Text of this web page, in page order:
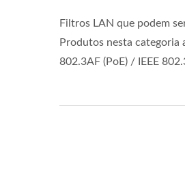
Filtros LAN que podem
Produtos nesta categoria
802.3AF (PoE) / IEEE